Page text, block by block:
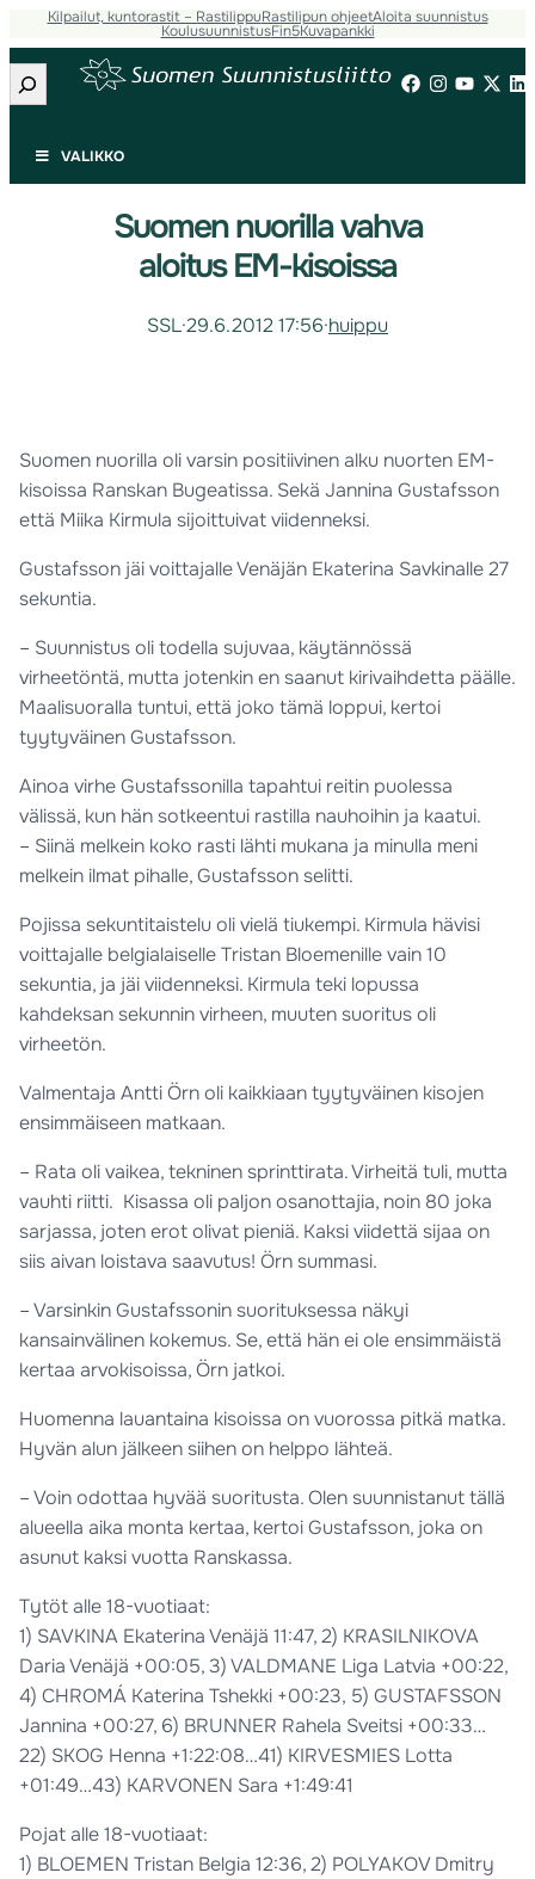
Kilpailut, kuntorastit – RastilippuRastilipun ohjeetAloita suunnistus
KoulusuunnistusFin5Kuvapankki
Etsi
VALIKKO
Suomen nuorilla vahva
aloitus EM-kisoissa
SSL·29.6.2012 17:56·huippu
Suomen nuorilla oli varsin positiivinen alku nuorten EM-
kisoissa Ranskan Bugeatissa. Sekä Jannina Gustafsson
että Miika Kirmula sijoittuivat viidenneksi.
Gustafsson jäi voittajalle Venäjän Ekaterina Savkinalle 27
sekuntia.
– Suunnistus oli todella sujuvaa, käytännössä
virheetöntä, mutta jotenkin en saanut kirivaihdetta päälle.
Maalisuoralla tuntui, että joko tämä loppui, kertoi
tyytyväinen Gustafsson.
Ainoa virhe Gustafssonilla tapahtui reitin puolessa
välissä, kun hän sotkeentui rastilla nauhoihin ja kaatui.
– Siinä melkein koko rasti lähti mukana ja minulla meni
melkein ilmat pihalle, Gustafsson selitti.
Pojissa sekuntitaistelu oli vielä tiukempi. Kirmula hävisi
voittajalle belgialaiselle Tristan Bloemenille vain 10
sekuntia, ja jäi viidenneksi. Kirmula teki lopussa
kahdeksan sekunnin virheen, muuten suoritus oli
virheetön.
Valmentaja Antti Örn oli kaikkiaan tyytyväinen kisojen
ensimmäiseen matkaan.
– Rata oli vaikea, tekninen sprinttirata. Virheitä tuli, mutta
vauhti riitti. Kisassa oli paljon osanottajia, noin 80 joka
sarjassa, joten erot olivat pieniä. Kaksi viidettä sijaa on
siis aivan loistava saavutus! Örn summasi.
– Varsinkin Gustafssonin suorituksessa näkyi
kansainvälinen kokemus. Se, että hän ei ole ensimmäistä
kertaa arvokisoissa, Örn jatkoi.
Huomenna lauantaina kisoissa on vuorossa pitkä matka.
Hyvän alun jälkeen siihen on helppo lähteä.
– Voin odottaa hyvää suoritusta. Olen suunnistanut tällä
alueella aika monta kertaa, kertoi Gustafsson, joka on
asunut kaksi vuotta Ranskassa.
Tytöt alle 18-vuotiaat:
1) SAVKINA Ekaterina Venäjä 11:47, 2) KRASILNIKOVA
Daria Venäjä +00:05, 3) VALDMANE Liga Latvia +00:22,
4) CHROMÁ Katerina Tshekki +00:23, 5) GUSTAFSSON
Jannina +00:27, 6) BRUNNER Rahela Sveitsi +00:33…
22) SKOG Henna +1:22:08…41) KIRVESMIES Lotta
+01:49…43) KARVONEN Sara +1:49:41
Pojat alle 18-vuotiaat:
1) BLOEMEN Tristan Belgia 12:36, 2) POLYAKOV Dmitry